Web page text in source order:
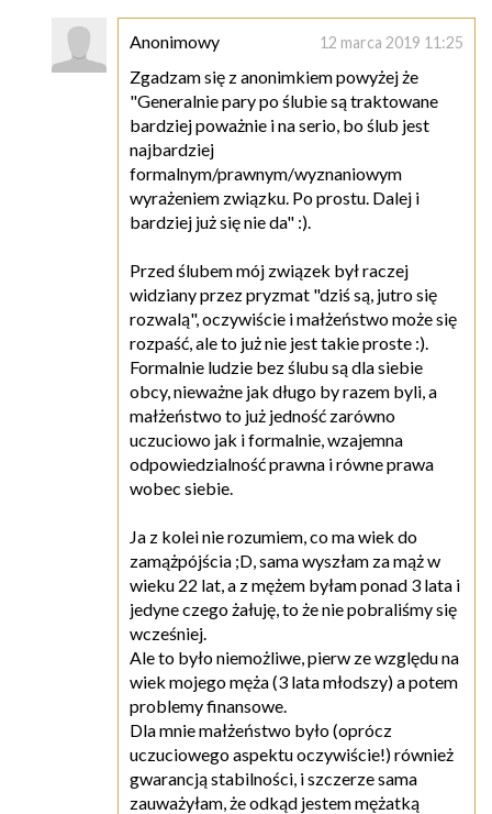
Anonimowy 12 marca 2019 11:25
Zgadzam się z anonimkiem powyżej że
"Generalnie pary po ślubie są traktowane
bardziej poważnie i na serio, bo ślub jest
najbardziej
formalnym/prawnym/wyznaniowym
wyrażeniem związku. Po prostu. Dalej i
bardziej już się nie da" :).
Przed ślubem mój związek był raczej
widziany przez pryzmat "dziś są, jutro się
rozwalą", oczywiście i małżeństwo może się
rozpaść, ale to już nie jest takie proste :).
Formalnie ludzie bez ślubu są dla siebie
obcy, nieważne jak długo by razem byli, a
małżeństwo to już jedność zarówno
uczuciowo jak i formalnie, wzajemna
odpowiedzialność prawna i równe prawa
wobec siebie.
Ja z kolei nie rozumiem, co ma wiek do
zamążpójścia ;D, sama wyszłam za mąż w
wieku 22 lat, a z mężem byłam ponad 3 lata i
jedyne czego żałuję, to że nie pobraliśmy się
wcześniej.
Ale to było niemożliwe, pierw ze względu na
wiek mojego męża (3 lata młodszy) a potem
problemy finansowe.
Dla mnie małżeństwo było (oprócz
uczuciowego aspektu oczywiście!) również
gwarancją stabilności, i szczerze sama
zauważyłam, że odkąd jestem mężatką